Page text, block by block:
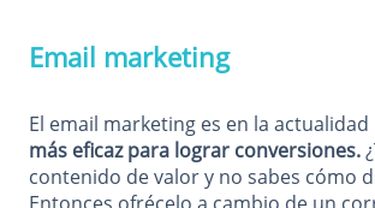
Email marketing
El email marketing es en la actualidad
más eficaz para lograr conversiones.
contenido de valor y no sabes cómo